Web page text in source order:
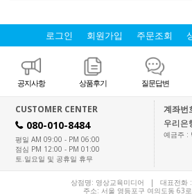
로그인 회원가입 주문조회
공지사항 상품후기 질문답변
CUSTOMER CENTER
H 080-010-8484
평일 AM 09:00 - PM 06:00
점심 PM 12:00 - PM 01:00
토.일요일 및 공휴일 휴무
계좌번
우리은
예금주 :
상점명: 영상교육미디어 | 대표전화 :
주소: 서울 영등포구 여의도동 63